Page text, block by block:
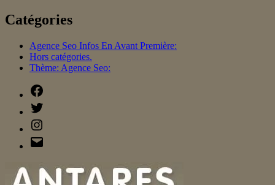
Catégories
Agence Seo Infos En Avant Première:
Hors catégories.
Thème: Agence Seo: